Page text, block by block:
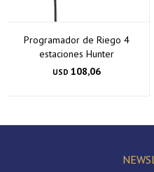
Programador de Riego 4
estaciones Hunter
USD 108,06